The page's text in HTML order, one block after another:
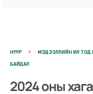
НҮҮР МЭДЭЭЛЛИЙН ИЛ ТОД
БАЙДАЛ
2024 оны